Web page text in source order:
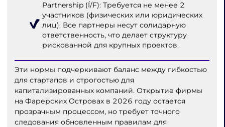
Partnership (Í/F): Требуется не менее 2
участников (физических или юридических
лиц). Все партнеры несут солидарную
ответственность, что делает структуру
рискованной для крупных проектов.
Эти нормы подчеркивают баланс между гибкостью
для стартапов и строгостью для
капитализированных компаний. Открытие фирмы
на Фарерских Островах в 2026 году остается
прозрачным процессом, но требует точного
следования обновленным правилам для